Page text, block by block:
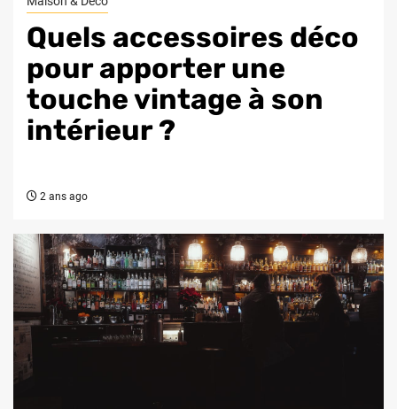
Quels accessoires déco
pour apporter une
touche vintage à son
intérieur ?
2 ans ago